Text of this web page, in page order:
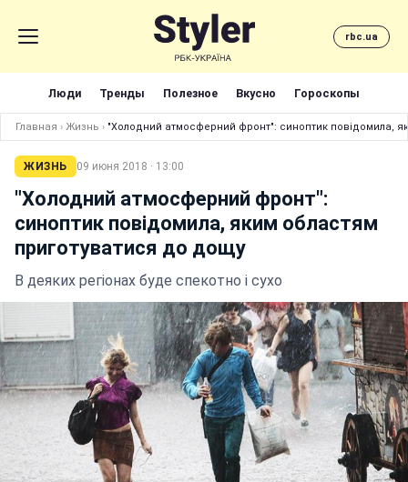
rbc.ua
Люди Тренды Полезное Вкусно Гороскопы
Главная › Жизнь › "Холодний атмосферний фронт": синоптик повідомила,
ЖИЗНЬ 09 июня 2018 · 13:00
"Холодний атмосферний фронт":
синоптик повідомила, яким областям
приготуватися до дощу
В деяких регіонах буде спекотно і сухо